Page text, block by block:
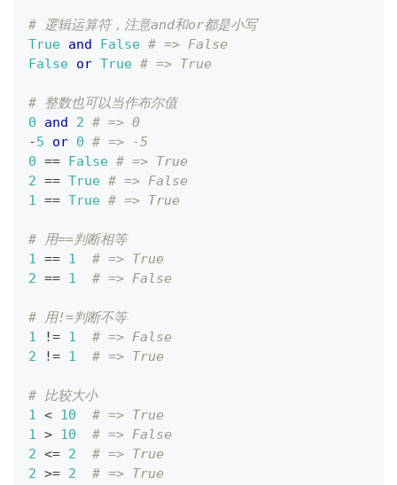
# 逻辑运算符，注意and和or都是小写
True and False # => False
False or True # => True
# 整数也可以当作布尔值
0
and 2 # => 0
-5 or 0 # => -5
0 == False # => True
2 == True # => False
1 == True # => True
# 用==判断相等
1 == 1
# => True
2 == 1 # => False
# 用!=判断不等
1
!= 1
# => False
2
!= 1 # => True
# 比较大小
1 < 10
# => True
1 > 10
# => False
2 <= 2
# => True
2 >= 2 # => True